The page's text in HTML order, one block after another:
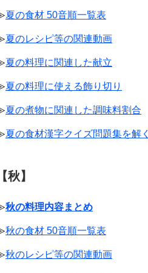
夏の食材 50音順一覧表
夏のレシピ等の関連動画
夏の料理に関連した献立
夏の料理に使える飾り切り
夏の煮物に関連した調味料割合
夏の食材漢字クイズ問題集を解く
【秋】
秋の料理内容まとめ
秋の食材 50音順一覧表
秋のレシピ等の関連動画